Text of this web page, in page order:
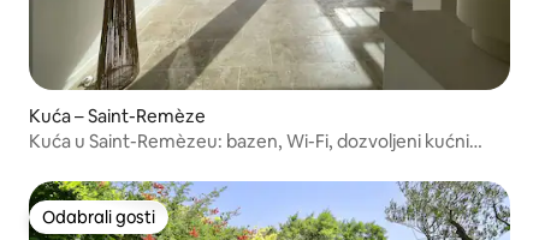
Kuća – Saint-Remèze
Kuća u Saint-Remèzeu: bazen, Wi-Fi, dozvoljeni kućni
Odabrali gosti
Odabrali gosti